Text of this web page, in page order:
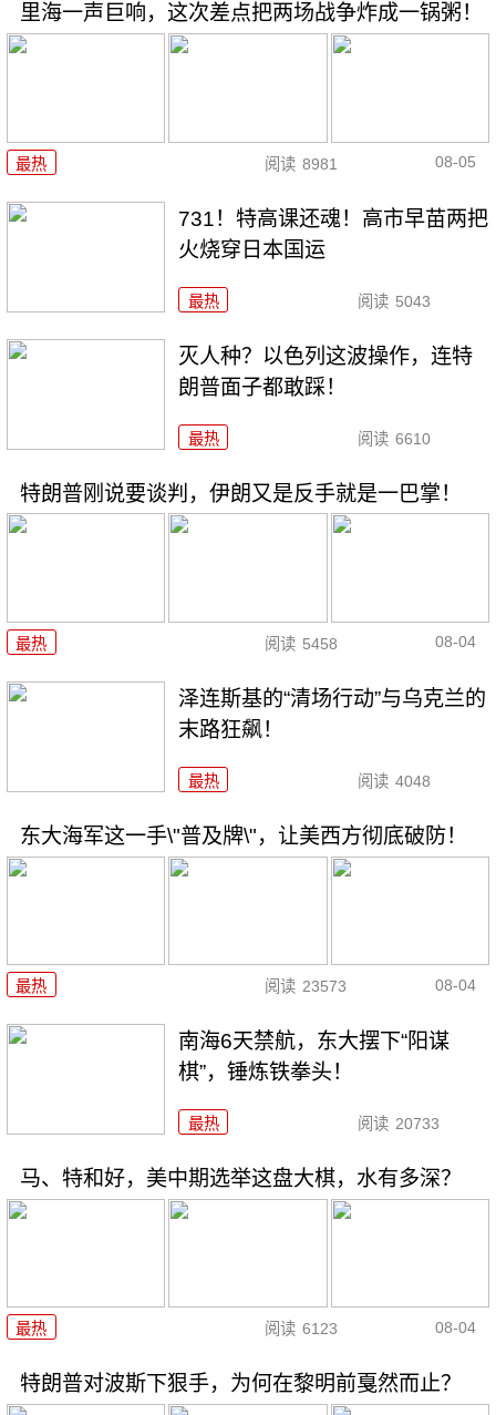
里海一声巨响，这次差点把两场战争炸成一锅粥！
最热 阅读 8981 08-05
731！特高课还魂！高市早苗两把
火烧穿日本国运
最热 阅读 5043
灭人种？以色列这波操作，连特
朗普面子都敢踩！
最热 阅读 6610
特朗普刚说要谈判，伊朗又是反手就是一巴掌！
最热 阅读 5458 08-04
泽连斯基的“清场行动”与乌克兰的
末路狂飙！
最热 阅读 4048
东大海军这一手\"普及牌\"，让美西方彻底破防！
最热 阅读 23573 08-04
南海6天禁航，东大摆下“阳谋
棋”，锤炼铁拳头！
最热 阅读 20733
马、特和好，美中期选举这盘大棋，水有多深？
最热 阅读 6123 08-04
特朗普对波斯下狠手，为何在黎明前戛然而止？